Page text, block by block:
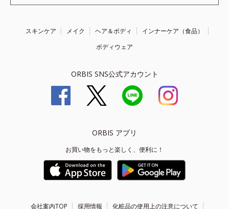
スキンケア メイク ヘア＆ボディ
インナーケア（食品）
ボディウェア
ORBIS SNS公式アカウント
ORBIS アプリ
お買い物をもっと楽しく、便利に！
会社案内TOP 採用情報 化粧品の使用上の注意について